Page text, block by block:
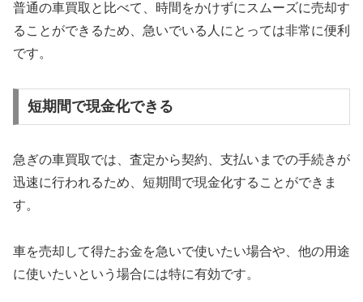
普通の車買取と比べて、時間をかけずにスムーズに売却す
ることができるため、急いでいる人にとっては非常に便利
です。
短期間で現金化できる
急ぎの車買取では、査定から契約、支払いまでの手続きが
迅速に行われるため、短期間で現金化することができま
す。
車を売却して得たお金を急いで使いたい場合や、他の用途
に使いたいという場合には特に有効です。